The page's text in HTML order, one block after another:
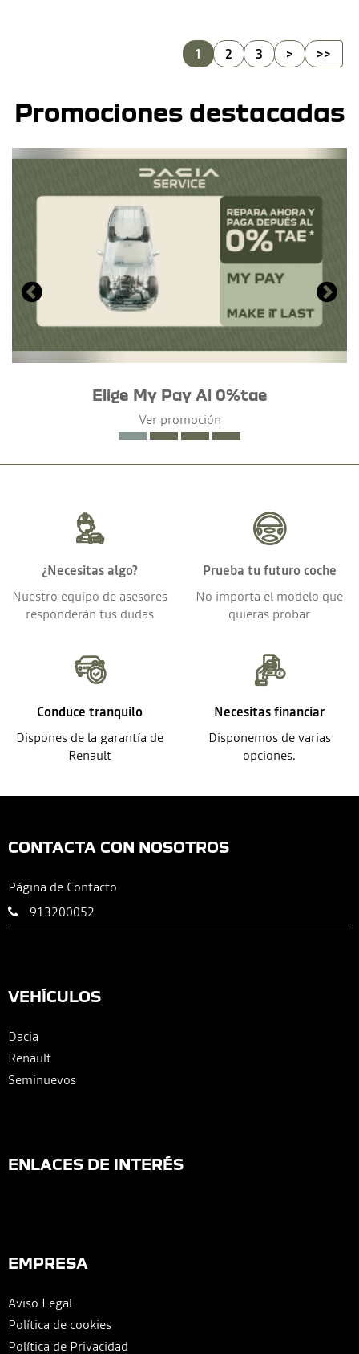
1 2 3 > >>
Promociones destacadas
Elige My Pay Al 0%tae
Ver promoción
¿Necesitas algo?
Nuestro equipo de asesores
responderán tus dudas
Prueba tu futuro coche
No importa el modelo que
quieras probar
Conduce tranquilo
Dispones de la garantía de
Renault
Necesitas financiar
Disponemos de varias
opciones.
CONTACTA CON NOSOTROS
Página de Contacto
913200052
VEHÍCULOS
Dacia
Renault
Seminuevos
ENLACES DE INTERÉS
EMPRESA
Aviso Legal
Política de cookies
Política de Privacidad